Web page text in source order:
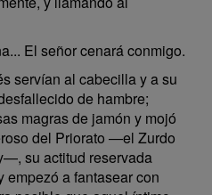
El señor cenará conmigo.
servían al cabecilla y a su
de hambre;
magras de jamón y mojó
del Priorato —el Zurdo
su actitud reservada
a fantasear con